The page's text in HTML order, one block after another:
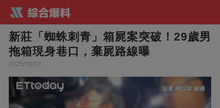
新莊「蜘蛛刺青」箱屍案突破！29歲男
拖箱現身巷口，棄屍路線曝
2025/08/01